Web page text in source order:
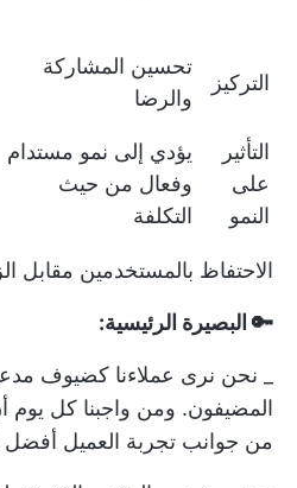
التركيز
تحسين المشاركة
والرضا
التأثير
على
النمو
يؤدي إلى نمو مستدام
وفعال من حيث
التكلفة
الاحتفاظ بالمستخدمين مقابل
🔑 البصيرة الرئيسية:
_ نحن نرى عملاءنا كضيوف
المضيفون. ومن واجبنا كل
من جوانب تجربة العميل أفضل